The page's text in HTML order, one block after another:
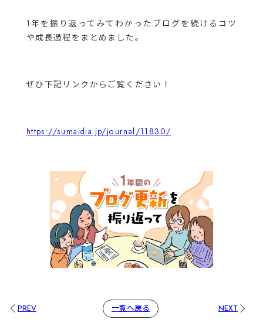
1年を振り返ってみてわかったブログを続けるコツ
や成長過程をまとめました。
ぜひ下記リンクからご覧ください！
https://sumaidia.jp/journal/11830/
PREV 一覧へ戻る NEXT